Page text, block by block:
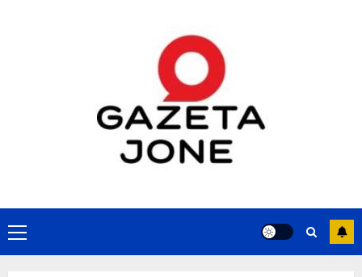
Primary
Menu